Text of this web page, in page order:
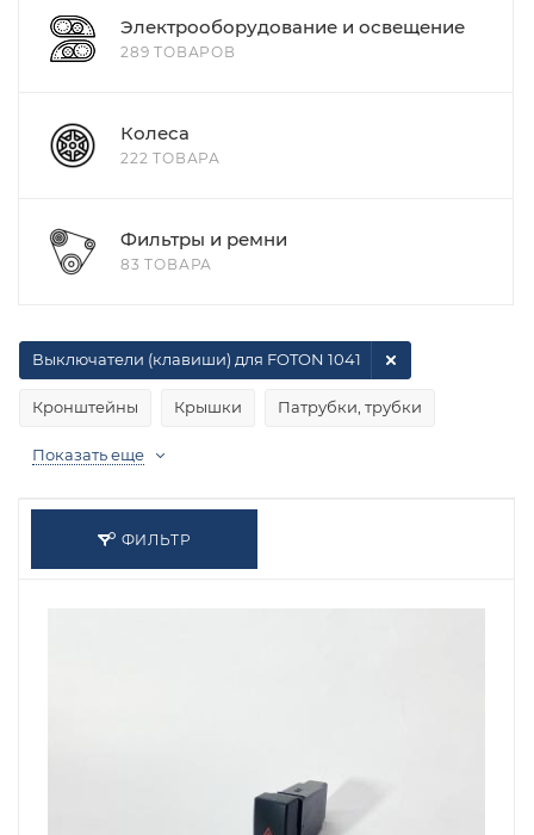
Электрооборудование и освещение
289 ТОВАРОВ
Колеса
222 ТОВАРА
Фильтры и ремни
83 ТОВАРА
Кронштейны Крышки Патрубки, трубки
Выключатели (клавиши) для FOTON 1041
Показать еще
ФИЛЬТР